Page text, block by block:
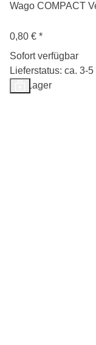
Wago COMPACT
0,80 € *
Sofort verfügbar
Lieferstatus: ca. 3-5
Auf Lager